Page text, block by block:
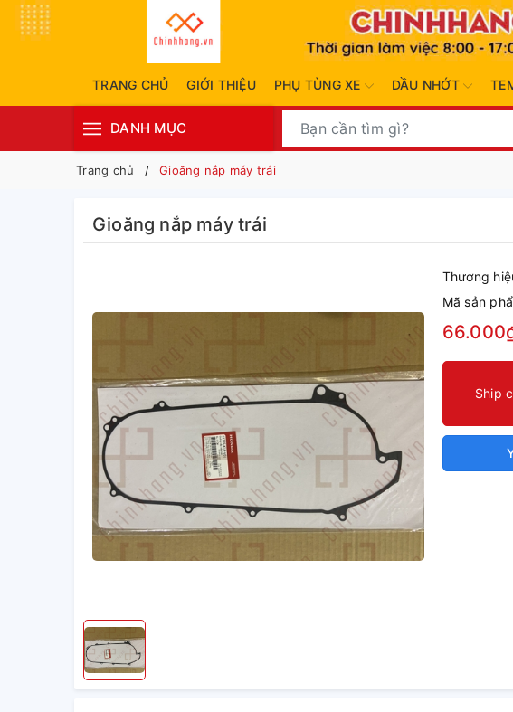
TRANG CHỦ GIỚI THIỆU PHỤ TÙNG XE DẦU NHỚT
DANH MỤC
Trang chủ Gioăng nắp máy trái
Gioăng nắp máy trái
Thương
Mã sản
Ship